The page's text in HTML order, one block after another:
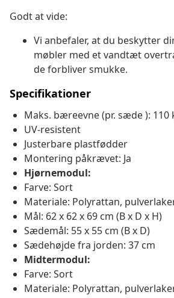
Godt at vide:
Vi anbefaler, at du beskytter
møbler med et vandtæt
de forbliver smukke.
Specifikationer
Maks. bæreevne (pr. sæde ): 110
UV-resistent
Justerbare plastfødder
Montering påkrævet: Ja
Hjørnemodul:
Farve: Sort
Materiale: Polyrattan,
Mål: 62 x 62 x 69 cm (B x D x H)
Sædemål: 55 x 55 cm (B x D)
Sædehøjde fra jorden: 37 cm
Midtermodul:
Farve: Sort
Materiale: Polyrattan,